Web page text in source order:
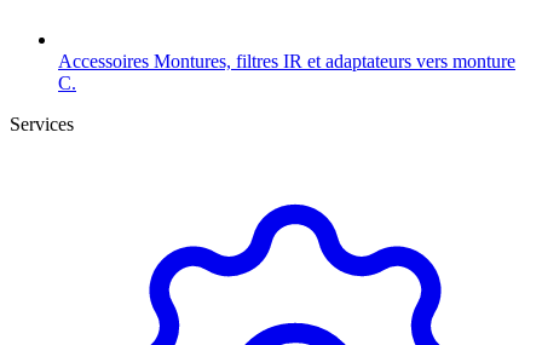
Accessoires Montures, filtres IR et adaptateurs vers monture
C.
Services